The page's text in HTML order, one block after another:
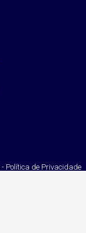
Política de Privacidade